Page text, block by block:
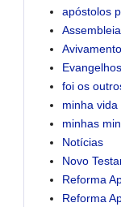
apóstolos
Avivamento
Evangelhos
foi os
minha vida
minhas
Notícias
Novo
Reforma
Reforma